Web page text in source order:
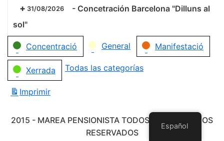
31/08/2026 - Concetración Barcelona "Dilluns al
sol"
Categorías
Concentració General Manifestació
Xerrada Todas las categorías
Imprimir
2015 - MAREA PENSIONISTA TODOS LOS DERECHOS
RESERVADOS
Español